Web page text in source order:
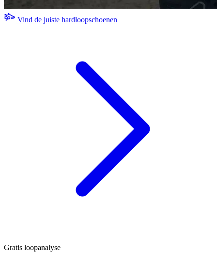
Vind de juiste hardloopschoenen
Gratis loopanalyse